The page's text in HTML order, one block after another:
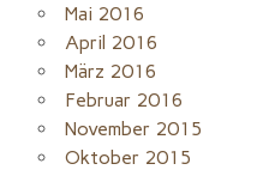
Mai 2016
April 2016
März 2016
Februar 2016
November 2015
Oktober 2015